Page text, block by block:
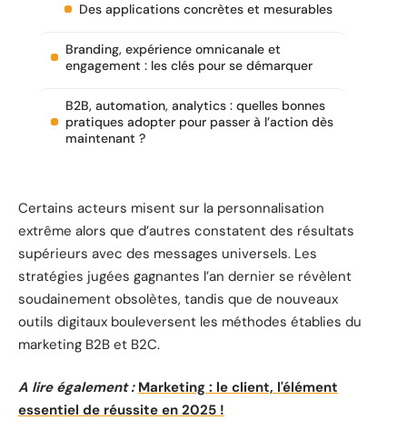
Des applications concrètes et mesurables
Branding, expérience omnicanale et
engagement : les clés pour se démarquer
B2B, automation, analytics : quelles bonnes
pratiques adopter pour passer à l’action dès
maintenant ?
Certains acteurs misent sur la personnalisation
extrême alors que d’autres constatent des résultats
supérieurs avec des messages universels. Les
stratégies jugées gagnantes l’an dernier se révèlent
soudainement obsolètes, tandis que de nouveaux
outils digitaux bouleversent les méthodes établies du
marketing B2B et B2C.
A lire également : Marketing : le client, l'élément
essentiel de réussite en 2025 !